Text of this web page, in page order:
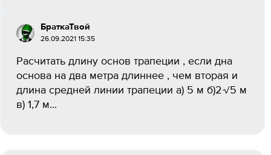
БраткаТвой
26.09.2021 15:35
Расчитать длину основ трапеции , если дна
основа на два метра длиннее , чем вторая и
длина средней линии трапеции а) 5 м б)2√5 м
в) 1,7 м...